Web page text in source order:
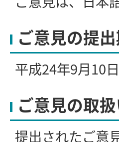
ご意見の提
平成24年9月10
ご意見の取
提出されたご意